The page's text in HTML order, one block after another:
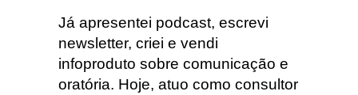
Já apresentei podcast, escrevi
newsletter, criei e vendi
infoproduto sobre comunicação e
oratória. Hoje, atuo como consultor